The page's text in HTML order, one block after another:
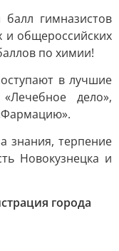
балл гимназистов
и общероссийских
по химии!
в лучшие
дело»,
знания, терпение
Новокузнецка и
города